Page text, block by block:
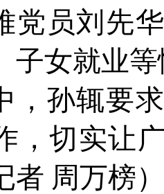
党员刘先
子女就业
，孙辄要
，切实让
者 周万榜）